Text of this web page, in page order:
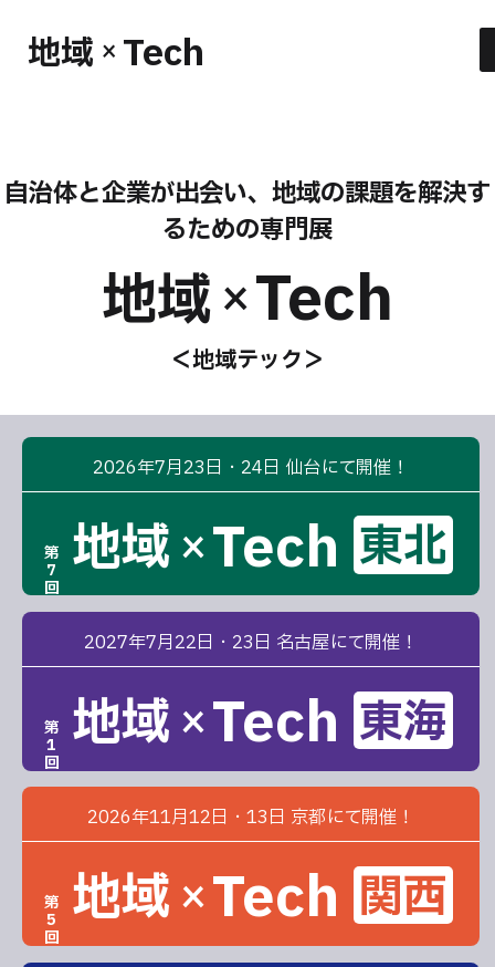
地域 × Tech
自治体と企業が出会い、地域の課題を解決す
るための専門展
地域 ×Tech
＜地域テック＞
2026年7月23日・24日 仙台にて開催！
第
7
回
地域 ×Tech 東北
2027年7月22日・23日 名古屋にて開催！
第
1
回
地域 ×Tech 東海
2026年11月12日・13日 京都にて開催！
第
5
回
地域 ×Tech 関西